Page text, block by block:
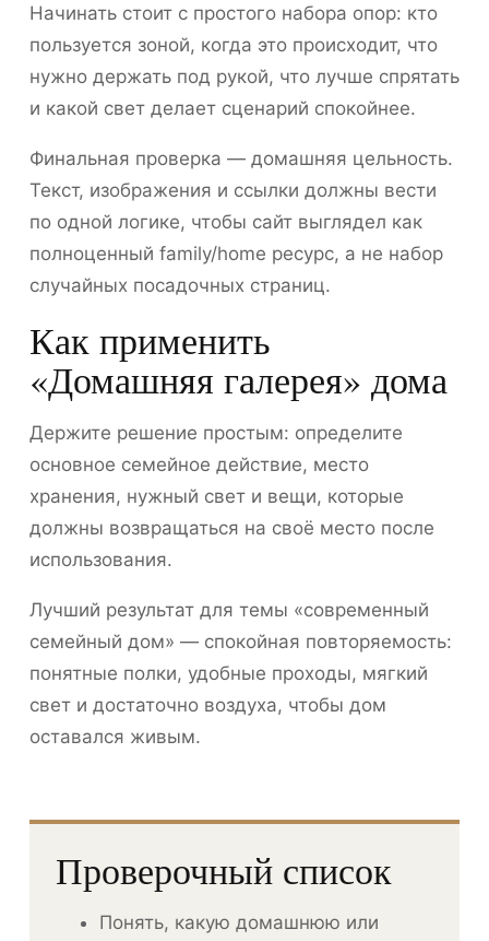
Начинать стоит с простого набора опор: кто
пользуется зоной, когда это происходит, что
нужно держать под рукой, что лучше спрятать
и какой свет делает сценарий спокойнее.
Финальная проверка — домашняя цельность.
Текст, изображения и ссылки должны вести
по одной логике, чтобы сайт выглядел как
полноценный family/home ресурс, а не набор
случайных посадочных страниц.
Как применить
«Домашняя галерея» дома
Держите решение простым: определите
основное семейное действие, место
хранения, нужный свет и вещи, которые
должны возвращаться на своё место после
использования.
Лучший результат для темы «современный
семейный дом» — спокойная повторяемость:
понятные полки, удобные проходы, мягкий
свет и достаточно воздуха, чтобы дом
оставался живым.
Проверочный список
Понять, какую домашнюю или